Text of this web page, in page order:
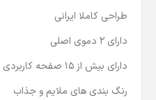
طراحی کاملا ایرانی
دارای 2 دموی اصلی
دارای بیش از 15 صفحه کاربردی
رنگ بندی های ملایم و جذاب